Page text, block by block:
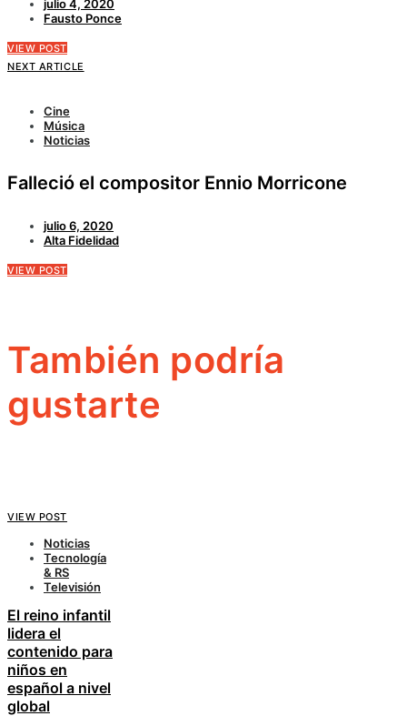
julio 4, 2020
Fausto Ponce
VIEW POST
NEXT ARTICLE
Cine
Música
Noticias
Falleció el compositor Ennio Morricone
julio 6, 2020
Alta Fidelidad
VIEW POST
También podría
gustarte
VIEW POST
Noticias
Tecnología
& RS
Televisión
El reino infantil
lidera el
contenido para
niños en
español a nivel
global